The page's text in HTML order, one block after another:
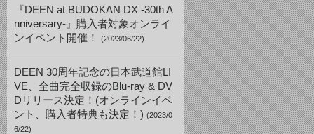
『DEEN at BUDOKAN DX -30th A
nniversary-』購入者対象オンライ
ンイベント開催！
(2023/06/22)
DEEN 30周年記念の日本武道館LI
VE、全曲完全収録のBlu-ray & DV
Dリリース決定！(オンラインイベ
ント、購入者特典も決定！) (2023/0
6/22)